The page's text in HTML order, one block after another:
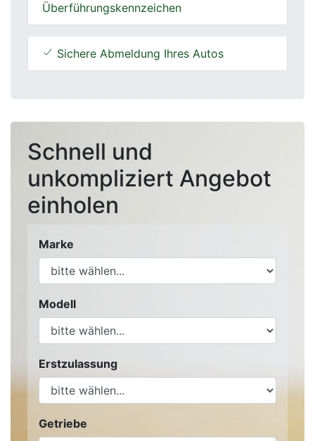
Überführungskennzeichen
Sichere Abmeldung Ihres Autos
Schnell und
unkompliziert Angebot
einholen
Marke
Modell
Erstzulassung
Getriebe